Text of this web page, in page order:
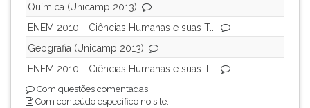
Química (Unicamp 2013)
ENEM 2010 - Ciências Humanas e suas T...
Geografia (Unicamp 2013)
ENEM 2010 - Ciências Humanas e suas T...
Com questões comentadas.
Com conteúdo específico no site.